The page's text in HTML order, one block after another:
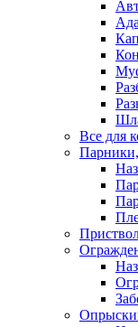
Все для
Парники,